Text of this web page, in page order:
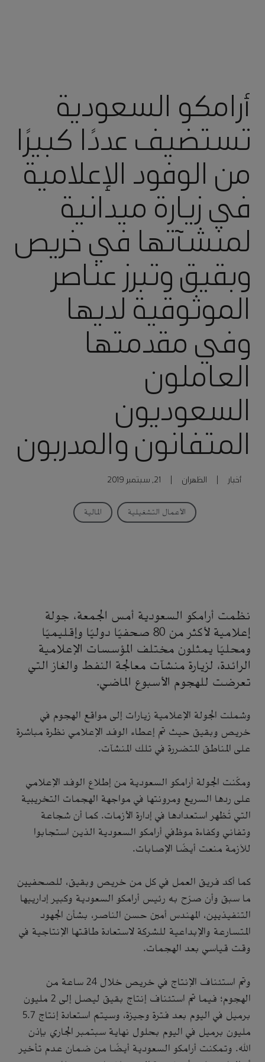
أرامكو السعودية
تستضيف عددًا كبيرًا
من الوفود الإعلامية
في زيارة ميدانية
لمنشآتها في خريص
وبقيق وتبرز عناصر
الموثوقية لديها
وفي مقدمتها
العاملون
السعوديون
المتفانون والمدربون
أخبار الظهران 21, سبتمبر 2019
الأعمال التشغيلية المالية
نظمت أرامكو السعودية أمس الجمعة، جولة
إعلامية لأكثر من 80 صحفيًا دوليًا وإقليميًا
ومحليًا يمثلون مختلف المؤسسات الإعلامية
الرائدة، لزيارة منشآت معالجة النفط والغاز التي
تعرضت للهجوم الأسبوع الماضي.
وشملت الجولة الإعلامية زيارات إلى مواقع الهجوم في
خريص وبقيق حيث تم إعطاء الوفد الإعلامي نظرة مباشرة
على المناطق المتضررة في تلك المنشآت.
ومكّنت الجولة أرامكو السعودية من إطلاع الوفد الإعلامي
على ردها السريع ومرونتها في مواجهة الهجمات التخريبية
التي تُظهر استعدادها في إدارة الأزمات. كما أن شجاعة
وتفاني وكفاءة موظفي أرامكو السعودية الذين استجابوا
للأزمة منعت أيضًا الإصابات.
كما أكد فريق العمل في كل من خريص وبقيق، للصحفيين
ما سبق وأن صرّح به رئيس أرامكو السعودية وكبير إدارييها
التنفيذيين، المهندس أمين حسن الناصر، بشأن الجهود
المتسارعة والإبداعية للشركة لاستعادة طاقتها الإنتاجية في
وقت قياسي بعد الهجمات.
وتم استئناف الإنتاج في خريص خلال 24 ساعة من
الهجوم؛ فيما تم استئناف إنتاج بقيق ليصل إلى 2 مليون
برميل في اليوم بعد فترة وجيزة، وسيتم استعادة إنتاج 5.7
مليون برميل في اليوم بحلول نهاية سبتمبر الجاري بإذن
الله. وتمكنت أرامكو السعودية أيضًا من ضمان عدم تأخير